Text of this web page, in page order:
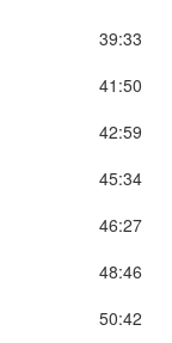
39:33
41:50
42:59
45:34
46:27
48:46
50:42